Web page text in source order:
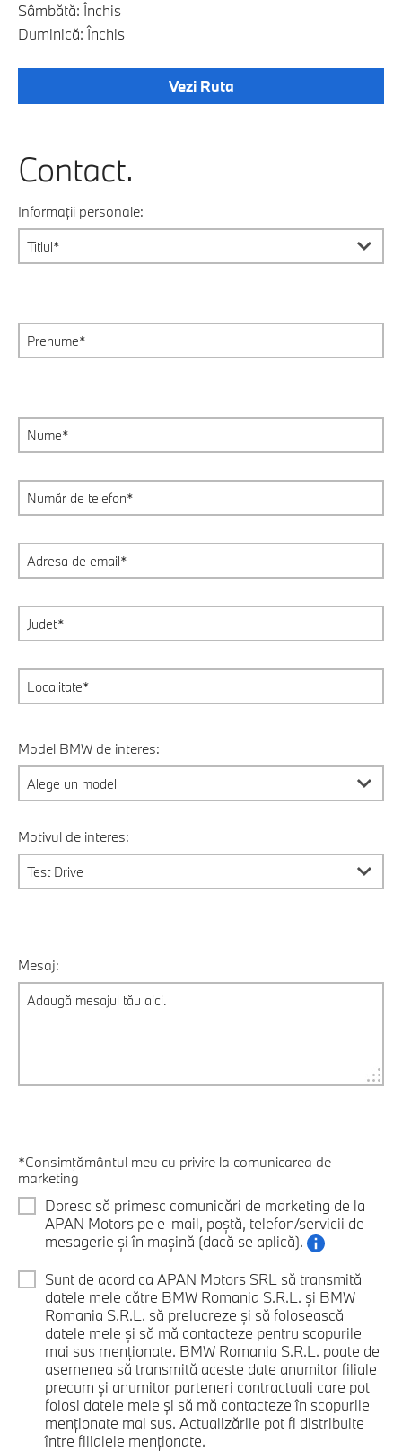
Sâmbătă: Închis
Duminică: Închis
Vezi Ruta
Contact.
Informații personale:
Model BMW de interes:
Motivul de interes:
Mesaj:
*Consimțământul meu cu privire la comunicarea de
marketing
Doresc să primesc comunicări de marketing de la
APAN Motors pe e-mail, poștă, telefon/servicii de
mesagerie și în mașină (dacă se aplică).
Sunt de acord ca APAN Motors SRL să transmită
datele mele către BMW Romania S.R.L. și BMW
Romania S.R.L. să prelucreze și să folosească
datele mele și să mă contacteze pentru scopurile
mai sus menționate. BMW Romania S.R.L. poate de
asemenea să transmită aceste date anumitor filiale
precum și anumitor parteneri contractuali care pot
folosi datele mele și să mă contacteze în scopurile
menționate mai sus. Actualizările pot fi distribuite
între filialele menționate.